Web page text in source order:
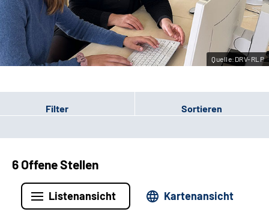
Suche
Leichte Sprache
Gebärdensprache
Quelle:DRV-RLP
Filter Sortieren
6 Offene Stellen
Listenansicht Kartenansicht